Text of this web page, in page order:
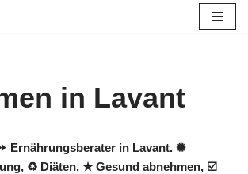
in Lavant
Ernährungsberater in Lavant. ✺
♻ Diäten, ★ Gesund abnehmen, ☑️